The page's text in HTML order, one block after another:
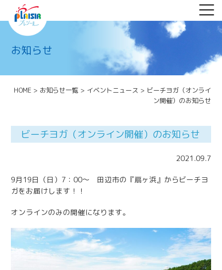
お知らせ
HOME> お知らせ一覧> イベントニュース > ビーチヨガ（オンライ
ン開催）のお知らせ
ビーチヨガ（オンライン開催）のお知らせ
2021.09.7
9月19日（日）7：00〜 田辺市の『扇ヶ浜』からビーチヨ
ガをお届けします！！
オンラインのみの開催になります。